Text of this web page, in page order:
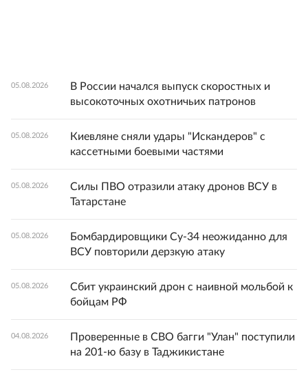
05.08.2026
В России начался выпуск скоростных и
высокоточных охотничьих патронов
05.08.2026
Киевляне сняли удары "Искандеров" с
кассетными боевыми частями
05.08.2026
Силы ПВО отразили атаку дронов ВСУ в
Татарстане
05.08.2026
Бомбардировщики Су-34 неожиданно для
ВСУ повторили дерзкую атаку
05.08.2026
Сбит украинский дрон с наивной мольбой к
бойцам РФ
04.08.2026
Проверенные в СВО багги "Улан" поступили
на 201-ю базу в Таджикистане